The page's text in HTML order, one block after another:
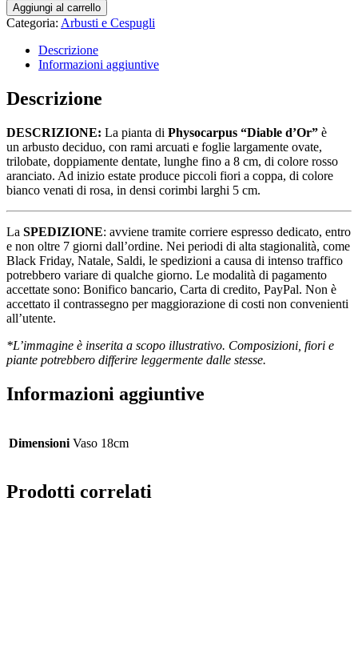
Aggiungi al carrello
Categoria: Arbusti e Cespugli
Descrizione
Informazioni aggiuntive
Descrizione
DESCRIZIONE: La pianta di Physocarpus “Diable d’Or” è
un arbusto deciduo, con rami arcuati e foglie largamente ovate,
trilobate, doppiamente dentate, lunghe fino a 8 cm, di colore rosso
aranciato. Ad inizio estate produce piccoli fiori a coppa, di colore
bianco venati di rosa, in densi corimbi larghi 5 cm.
La SPEDIZIONE: avviene tramite corriere espresso dedicato, entro
e non oltre 7 giorni dall’ordine. Nei periodi di alta stagionalità, come
Black Friday, Natale, Saldi, le spedizioni a causa di intenso traffico
potrebbero variare di qualche giorno. Le modalità di pagamento
accettate sono: Bonifico bancario, Carta di credito, PayPal. Non è
accettato il contrassegno per maggiorazione di costi non convenienti
all’utente.
*L’immagine è inserita a scopo illustrativo. Composizioni, fiori e
piante potrebbero differire leggermente dalle stesse.
Informazioni aggiuntive
Dimensioni Vaso 18cm
Prodotti correlati